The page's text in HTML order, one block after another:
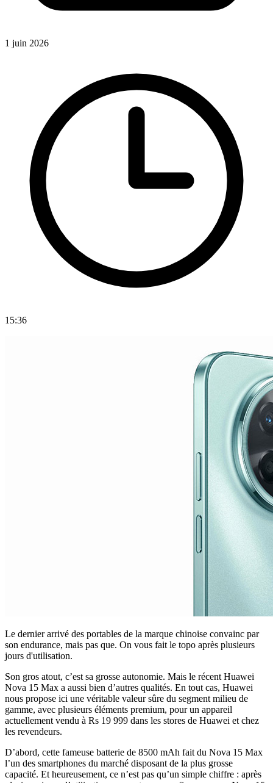
1 juin 2026
15:36
Le dernier arrivé des portables de la marque chinoise convainc par
son endurance, mais pas que. On vous fait le topo après plusieurs
jours d'utilisation.
Son gros atout, c’est sa grosse autonomie. Mais le récent Huawei
Nova 15 Max a aussi bien d’autres qualités. En tout cas, Huawei
nous propose ici une véritable valeur sûre du segment milieu de
gamme, avec plusieurs éléments premium, pour un appareil
actuellement vendu à Rs 19 999 dans les stores de Huawei et chez
les revendeurs.
D’abord, cette fameuse batterie de 8500 mAh fait du Nova 15 Max
l’un des smartphones du marché disposant de la plus grosse
capacité. Et heureusement, ce n’est pas qu’un simple chiffre : après